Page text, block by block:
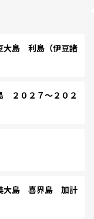
島 利島（伊豆諸
２０２７～２０２
大島 喜界島 加計